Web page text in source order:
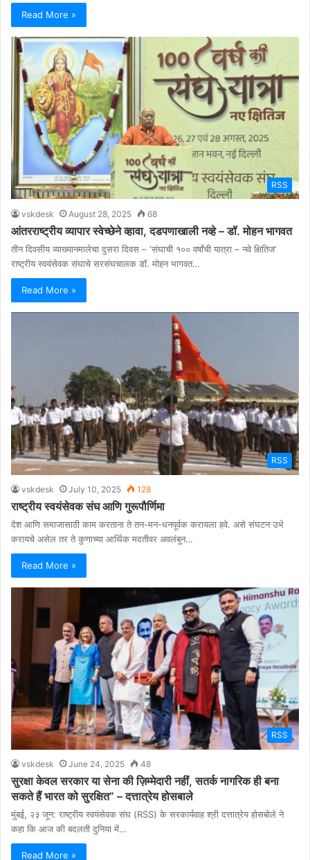
Read More »
RSS
vskdesk August 28, 2025 68
आंतरराष्ट्रीय व्यापार स्वेच्छेने व्हावा, दडपणाखाली नव्हे – डॉ. मोहन भागवत
तीन दिवसीय व्याख्यानमालेचा दुसरा दिवस – ‘संघाची १०० वर्षांची यात्रा – नवे क्षितिज’
राष्ट्रीय स्वयंसेवक संघाचे सरसंघचालक डॉ. मोहन भागवत…
Read More »
RSS
vskdesk July 10, 2025 128
राष्ट्रीय स्वयंसेवक संघ आणि गुरूपौर्णिमा
देश आणि समाजासाठी काम करताना ते तन-मन-धनपूर्वक करायला हवे. असे संघटन उभे
करायचे असेल तर ते कुणाच्या आर्थिक मदतीवर अवलंबून…
Read More »
RSS
vskdesk June 24, 2025 48
सुरक्षा केवल सरकार या सेना की ज़िम्मेदारी नहीं, सतर्क नागरिक ही बना
सकते हैं भारत को सुरक्षित” – दत्तात्रेय होसबाले
मुंबई, २३ जून: राष्ट्रीय स्वयंसेवक संघ (RSS) के सरकार्यवाह श्री दत्तात्रेय होसबोले ने
कहा कि आज की बदलती दुनिया में…
Read More »